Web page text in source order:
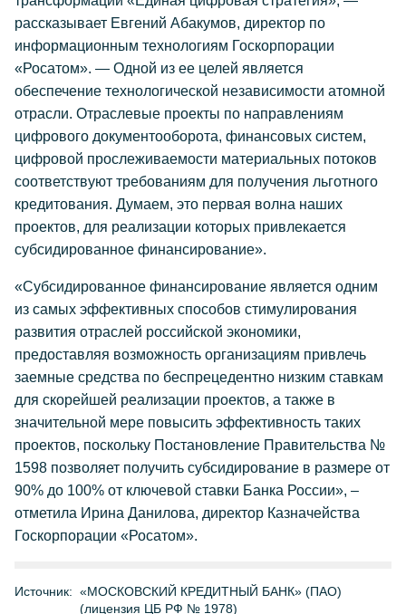
рассказывает Евгений Абакумов, директор по
информационным технологиям Госкорпорации
«Росатом». — Одной из ее целей является
обеспечение технологической независимости атомной
отрасли. Отраслевые проекты по направлениям
цифрового документооборота, финансовых систем,
цифровой прослеживаемости материальных потоков
соответствуют требованиям для получения льготного
кредитования. Думаем, это первая волна наших
проектов, для реализации которых привлекается
субсидированное финансирование».
«Субсидированное финансирование является одним
из самых эффективных способов стимулирования
развития отраслей российской экономики,
предоставляя возможность организациям привлечь
заемные средства по беспрецедентно низким ставкам
для скорейшей реализации проектов, а также в
значительной мере повысить эффективность таких
проектов, поскольку Постановление Правительства №
1598 позволяет получить субсидирование в размере от
90% до 100% от ключевой ставки Банка России», –
отметила Ирина Данилова, директор Казначейства
Госкорпорации «Росатом».
Источник: «МОСКОВСКИЙ КРЕДИТНЫЙ БАНК» (ПАО)
(лицензия ЦБ РФ № 1978)